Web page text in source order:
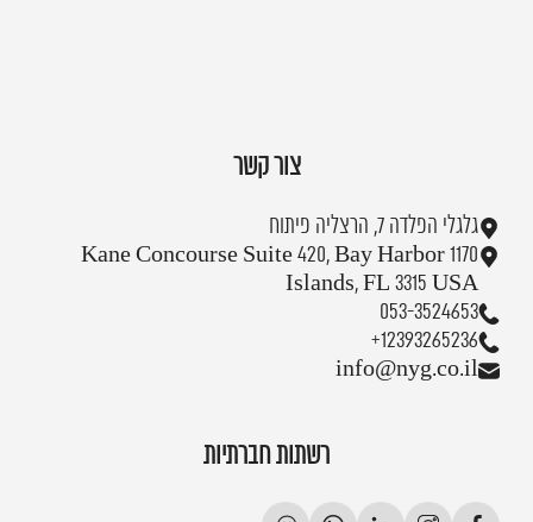
צור קשר
גלגלי הפלדה 7, הרצליה פיתוח
1170 Kane Concourse Suite 420, Bay Harbor
Islands, FL 3315 USA
053-3524653
+12393265236
info@nyg.co.il
רשתות חברתיות